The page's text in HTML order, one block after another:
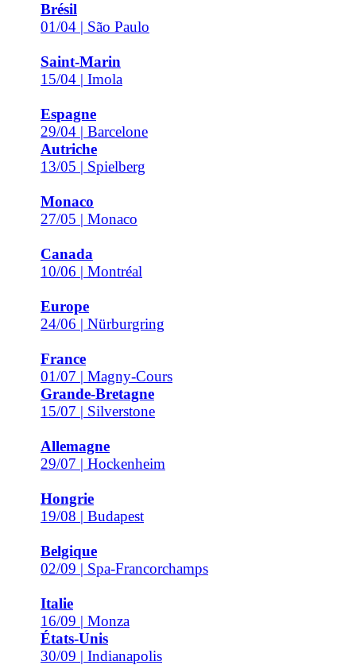
Brésil
01/04 | São Paulo
Saint-Marin
15/04 | Imola
Espagne
29/04 | Barcelone
Autriche
13/05 | Spielberg
Monaco
27/05 | Monaco
Canada
10/06 | Montréal
Europe
24/06 | Nürburgring
France
01/07 | Magny-Cours
Grande-Bretagne
15/07 | Silverstone
Allemagne
29/07 | Hockenheim
Hongrie
19/08 | Budapest
Belgique
02/09 | Spa-Francorchamps
Italie
16/09 | Monza
États-Unis
30/09 | Indianapolis